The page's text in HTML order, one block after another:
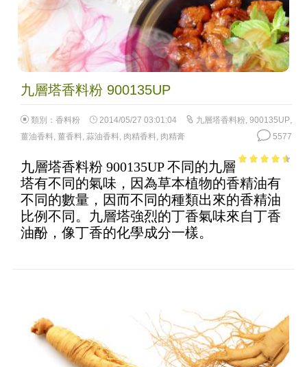
九層塔香料粉 900135UP
類別： 香料粉 2014/05/27 03:01:04 九層塔香料粉, 900135UP,
薑油香料, 薑香料, 蒜油香料, 肉精香料, 肉精膏 5577
of 5
九層塔香料粉 900135UP 不同的九層
塔有不同的氣味，因為草本植物的香精油有
不同的數量，因而不同的種類出來的香精油
比例不同。九層塔強烈的丁香氣味來自丁香
油酚，像丁香的化學成分一樣。